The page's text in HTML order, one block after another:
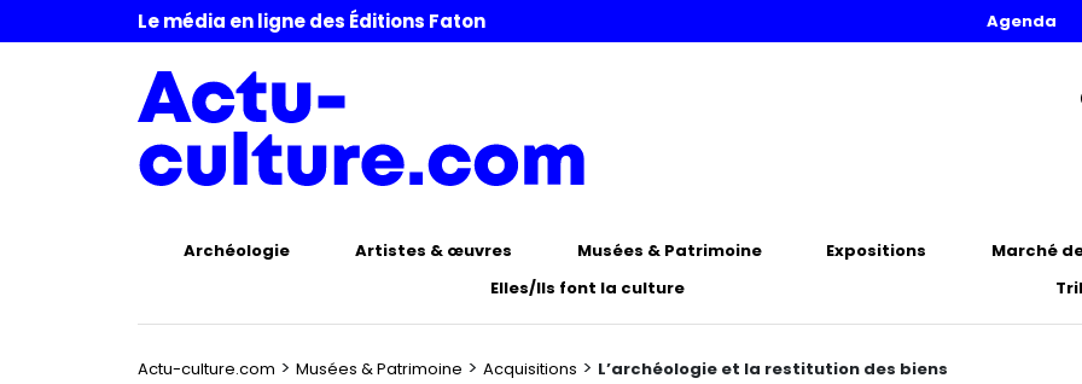
Le média en ligne des Éditions Faton Agenda
Archéologie Artistes & œuvres Musées & Patrimoine Expositions
Marché
Elles/Ils font la culture
Actu-culture.com > Musées & Patrimoine > Acquisitions > L’archéologie et la restitution des biens